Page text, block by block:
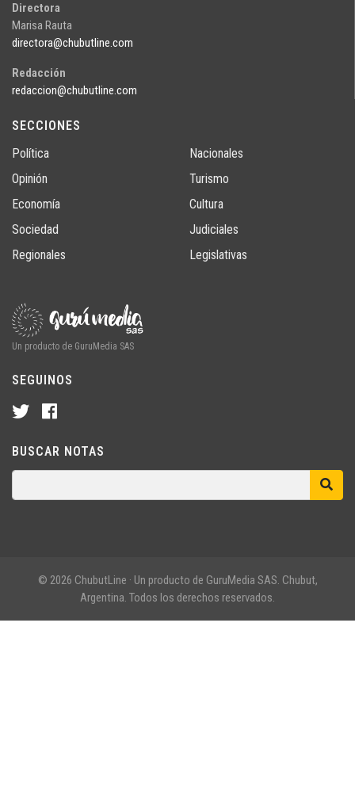
Directora
Marisa Rauta
directora@chubutline.com
Redacción
redaccion@chubutline.com
SECCIONES
Política
Opinión
Economía
Sociedad
Regionales
Nacionales
Turismo
Cultura
Judiciales
Legislativas
Un producto de GuruMedia SAS
SEGUINOS
BUSCAR NOTAS
© 2026 ChubutLine · Un producto de GuruMedia SAS. Chubut,
Argentina. Todos los derechos reservados.